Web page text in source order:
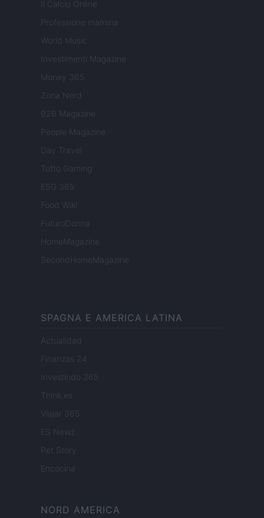
Il Calcio Online
Professione mamma
World Music
Investimenti Magazine
Money 365
Zona Nerd
B2B Magazine
People Magazine
Day Travel
Tutto Gaming
ESG 365
Food Wiki
FuturoDonna
HomeMagazine
SecondHomeMagazine
SPAGNA E AMERICA LATINA
Actualidad
Finanzas 24
Investindo 365
Think.es
Viajar 365
ES Newz
Pet Story
Encocina
NORD AMERICA